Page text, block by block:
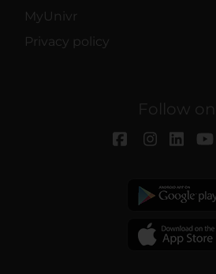
MyUnivr
Privacy policy
Follow on